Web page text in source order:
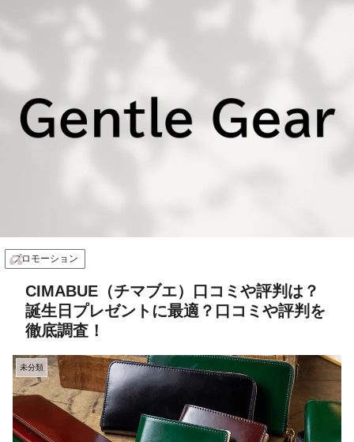
プロモーション
CIMABUE（チマブエ）口コミや評判は？
誕生日プレゼントに最適？口コミや評判を
徹底調査！
未分類